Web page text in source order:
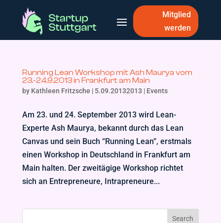
Mitglied
werden
Running Lean Workshop mit Ash Maurya vom
23.-24.9.2013 in Frankfurt am Main
by Kathleen Fritzsche | 5.09.20132013 | Events
Am 23. und 24. September 2013 wird Lean-
Experte Ash Maurya, bekannt durch das Lean
Canvas und sein Buch “Running Lean”, erstmals
einen Workshop in Deutschland in Frankfurt am
Main halten. Der zweitägige Workshop richtet
sich an Entrepreneure, Intrapreneure...
Search